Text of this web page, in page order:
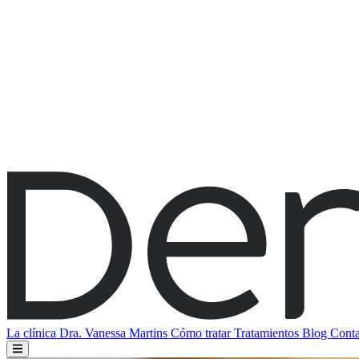
La clínica Dra. Vanessa Martins Cómo tratarTratamientos Blog